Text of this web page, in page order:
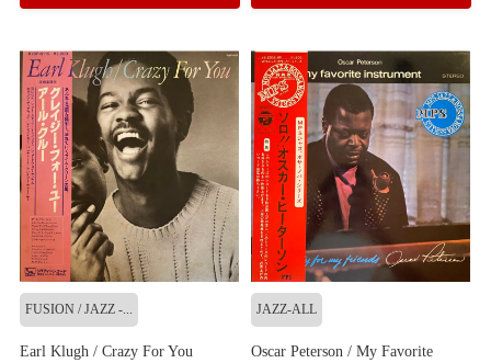
FUSION / JAZZ -...
Earl Klugh / Crazy For You
JAZZ-ALL
Oscar Peterson / My Favorite